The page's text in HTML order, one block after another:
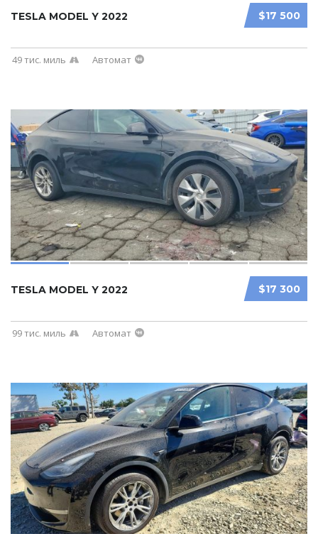
$17 500
TESLA MODEL Y 2022
49 тис. миль Автомат
$17 300
TESLA MODEL Y 2022
99 тис. миль Автомат